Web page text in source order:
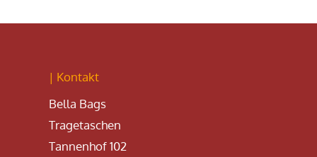
| Kontakt
Bella Bags
Tragetaschen
Tannenhof 102